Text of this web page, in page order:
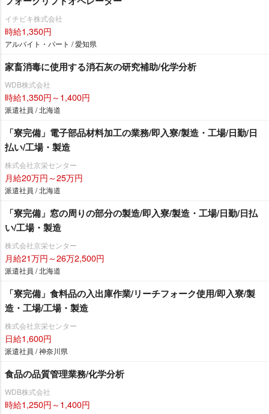
イチビキ株式会社
時給1,350円
アルバイト・パート / 愛知県
家畜消毒に使用する消石灰の研究補助/化学分析
WDB株式会社
時給1,350円～1,400円
派遣社員 / 北海道
「寮完備」電子部品材料加工の業務/即入寮/製造・工場/日勤/日
払い/工場・製造
株式会社京栄センター
月給20万円～25万円
派遣社員 / 北海道
「寮完備」窓の周りの部分の製造/即入寮/製造・工場/日勤/日払
い/工場・製造
株式会社京栄センター
月給21万円～26万2,500円
派遣社員 / 北海道
「寮完備」食料品の入出庫作業/リーチフォーク使用/即入寮/製
造・工場/工場・製造
株式会社京栄センター
日給1,600円
派遣社員 / 神奈川県
食品の品質管理業務/化学分析
WDB株式会社
時給1,250円～1,400円